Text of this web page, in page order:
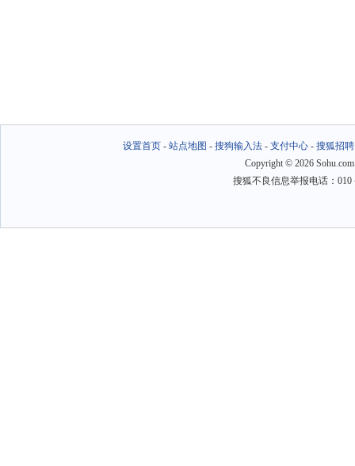
设置首页- 站点地图 - 搜狗输入法- 支付中心- 搜狐招聘
Copyright © 2026
搜狐不良信息举报电话：010